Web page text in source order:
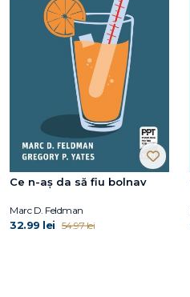
Ce n-aș da să fiu bolnav
Marc D. Feldman
32.99 lei 54.97 lei